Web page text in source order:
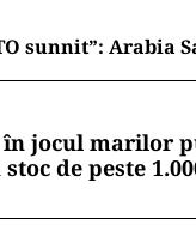
sunnit”: Arabia
jocul marilor
de peste